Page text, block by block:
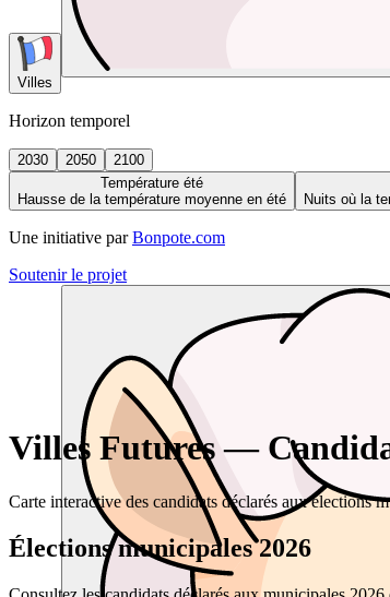
Villes
Horizon temporel
2030 2050
2100
Température été
Hausse de la température moyenne en été
Nuits où la
Une initiative par Bonpote.com
Soutenir le projet
Villes Futures —
Carte interactive des candidats déclarés aux élections
Élections municipales 2026